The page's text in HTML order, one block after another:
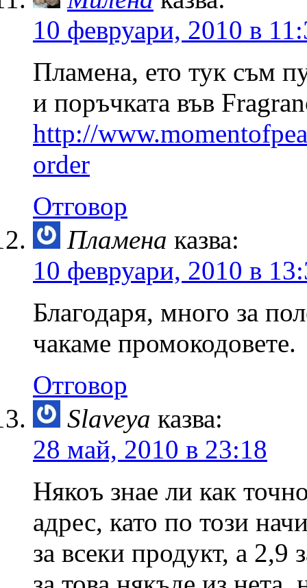
10 февруари, 2010 в
Пламена, ето тук съм
и поръчката във
http://
order
Отговор
Пламена казва:
10 февруари, 2010 в
Благодаря, много за
чакаме промокодовете.
Отговор
Slaveya казва:
28 май, 2010 в 23:18
Някоъ знае ли как
адрес, като по този
за всеки продукт, а 2,9